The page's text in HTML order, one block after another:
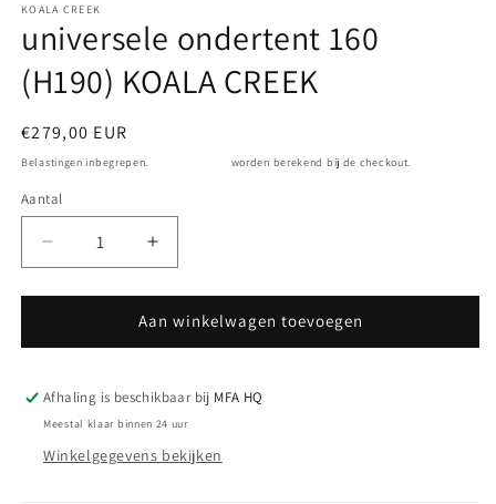
KOALA CREEK
universele ondertent 160
(H190) KOALA CREEK
Normale
prijs
€279,00 EUR
Belastingen inbegrepen. worden berekend bij de checkout.
Aantal
Aantal
Aantal
verlagen
voor
ondertent
(H190)
Aantal
verhogen
voor
universele
ondertent
(H190)
Aan winkelwagen toevoegen
Afhaling is beschikbaar bij MFA HQ
Meestal klaar binnen 24 uur
Winkelgegevens bekijken